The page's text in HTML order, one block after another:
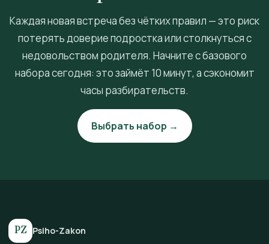
Каждая новая встреча без чётких правил — это риск
потерять доверие подростка или столкнуться с
недовольством родителя. Начните с базового
набора сегодня: это займёт 10 минут, а сэкономит
часы разбирательств.
Выбрать набор →
PZ Psiho-Zakon